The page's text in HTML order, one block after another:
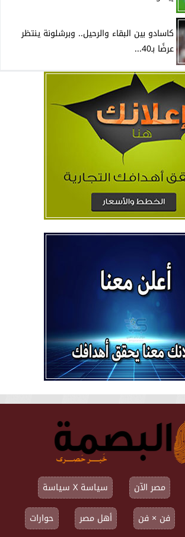
كاسادو بين البقاء والرحيل.. وبرشلونة ينتظر
عرضًا بـ40...
مصر الآن
سياسة X سياسة
فن × فن أهل مصر حوارات